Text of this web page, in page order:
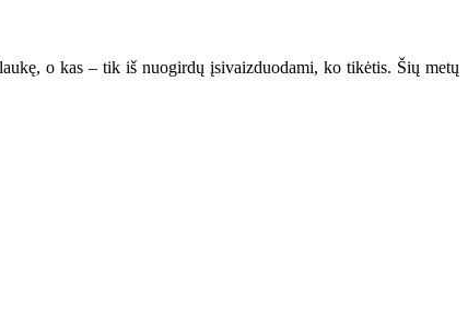
o kas – tik iš nuogirdų įsivaizduodami, ko tikėtis. Šių metų